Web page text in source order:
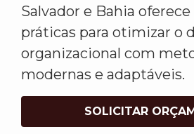
Salvador e Bahia
práticas para otimizar o
organizacional com
modernas e adaptáveis.
SOLICITAR